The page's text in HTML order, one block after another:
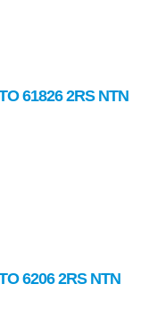
61826 2RS NTN
6206 2RS NTN